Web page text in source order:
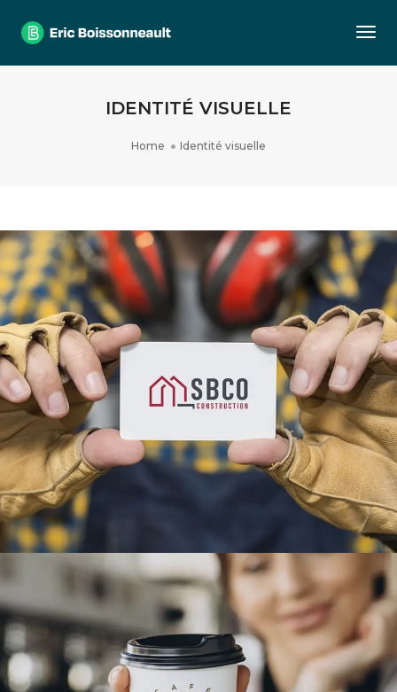
IDENTITÉ VISUELLE
Home Identité visuelle
CONCEPTION LOGO ENTREPRISE CONSTRUCTION :
SBCO